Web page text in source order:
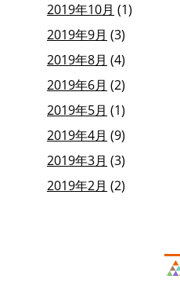
2019年10月 (1)
2019年9月 (3)
2019年8月 (4)
2019年6月 (2)
2019年5月 (1)
2019年4月 (9)
2019年3月 (3)
2019年2月 (2)